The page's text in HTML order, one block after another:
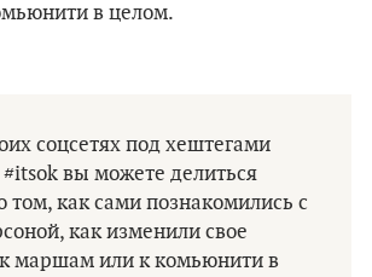
в целом.
соцсетях под хештегами
#itsok вы можете делиться
том, как сами познакомились с
как изменили свое
маршам или к комьюнити в